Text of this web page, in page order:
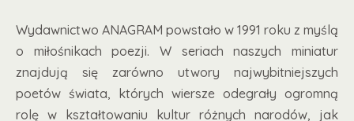
Wydawnictwo ANAGRAM powstało w 1991 roku z myślą
o miłośnikach poezji. W seriach naszych miniatur
znajdują się zarówno utwory najwybitniejszych
poetów świata, których wiersze odegrały ogromną
rolę w kształtowaniu kultur różnych narodów, jak